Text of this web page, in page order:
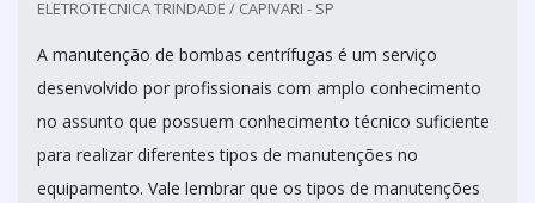
ELETROTECNICA TRINDADE / CAPIVARI - SP
A manutenção de bombas centrífugas é um serviço
desenvolvido por profissionais com amplo conhecimento
no assunto que possuem conhecimento técnico suficiente
para realizar diferentes tipos de manutenções no
equipamento. Vale lembrar que os tipos de manutenções